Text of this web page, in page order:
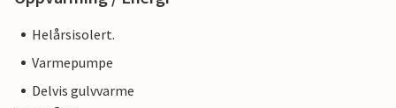
Helårsisolert.
Varmepumpe
Delvis gulvvarme